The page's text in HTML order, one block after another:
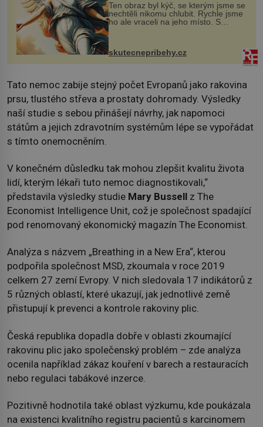
Ten obraz byl kýč, se kterým jsme se
nechtěli nikomu chlubit. Rychle jsme
ho ale vraceli na jeho místo. S
manželem Vaškem jsme si pořídili
chaloupku, takový domek na severu
Čech, kde jsme si naplánova...
skutecnepribehy.cz
Tato nemoc zabije stejný počet Evropanů jako rakovina
prsu, tlustého střeva a prostaty dohromady. Výsledky
naší studie s sebou přinášejí návrhy, jak napomoci
státům a jejich zdravotním systémům lépe se vypořádat
s tímto onemocněním.
V konečném důsledku tak mohou zlepšit kvalitu života
lidí, kterým lékaři tuto nemoc diagnostikovali,“
představila výsledky studie Mary Bussell z The
Economist Intelligence Unit, což je společnost spadající
pod renomovaný ekonomický magazín The Economist.
Analýza s názvem „Breathing in a New Era“, kterou
podpořila společnost MSD, zkoumala v roce 2019
celkem 27 zemí Evropy. V nich sledovala 17 indikátorů z
5 různých oblastí, které ukazují, jak jednotlivé země
přistupují k prevenci a kontrole rakoviny plic.
Česká republika dopadla dobře v oblasti zkoumající
rakovinu plic jako společenský problém – zde analýza
ocenila například zákaz kouření v barech a restauracích
nebo regulaci tabákové inzerce.
Pozitivně hodnotila také oblast výzkumu, kde poukázala
na existenci kvalitního registru pacientů s karcinomem